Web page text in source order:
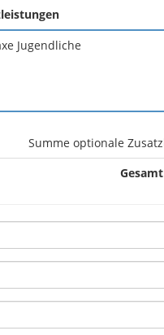
Jugendliche
Summe optionale
Gesamt